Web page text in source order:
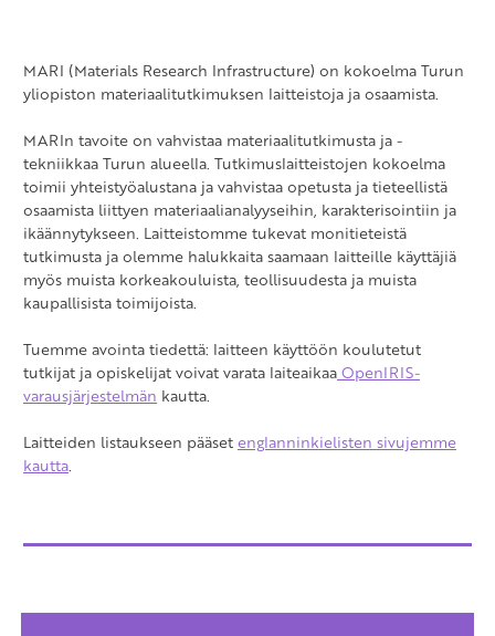
MARI (Materials Research Infrastructure) on kokoelma Turun
yliopiston materiaalitutkimuksen laitteistoja ja osaamista.
MARIn tavoite on vahvistaa materiaalitutkimusta ja -
tekniikkaa Turun alueella. Tutkimuslaitteistojen kokoelma
toimii yhteistyöalustana ja vahvistaa opetusta ja tieteellistä
osaamista liittyen materiaalianalyyseihin, karakterisointiin ja
ikäännytykseen. Laitteistomme tukevat monitieteistä
tutkimusta ja olemme halukkaita saamaan laitteille käyttäjiä
myös muista korkeakouluista, teollisuudesta ja muista
kaupallisista toimijoista.
Tuemme avointa tiedettä: laitteen käyttöön koulutetut
tutkijat ja opiskelijat voivat varata laiteaikaaOpenIRIS-
varausjärjestelmän kautta.
Laitteiden listaukseen pääsetenglanninkielisten sivujemme
kautta.